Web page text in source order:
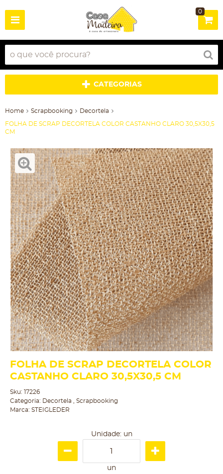
0
CATEGORIAS
Home Scrapbooking Decortela
FOLHA DE SCRAP DECORTELA COLOR CASTANHO CLARO 30,5X30,5
CM
FOLHA DE SCRAP DECORTELA COLOR
CASTANHO CLARO 30,5X30,5 CM
Sku: 17226
Categoria: Decortela
Scrapbooking
Marca: STEIGLEDER
Unidade: un
un